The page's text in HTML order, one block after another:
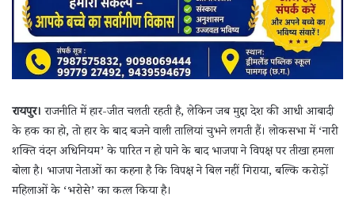
रायपुर। राजनीति में हार-जीत चलती रहती है, लेकिन जब मुद्दा देश की आधी आबादी
के हक का हो, तो हार के बाद बजने वाली तालियां चुभने लगती हैं। लोकसभा में ‘नारी
शक्ति वंदन अधिनियम’ के पारित न हो पाने के बाद भाजपा ने विपक्ष पर तीखा हमला
बोला है। भाजपा नेताओं का कहना है कि विपक्ष ने बिल नहीं गिराया, बल्कि करोड़ों
महिलाओं के ‘भरोसे’ का कत्ल किया है।